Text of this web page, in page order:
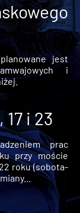
jest
i
i 23
prac
przy moście
roku (sobota-